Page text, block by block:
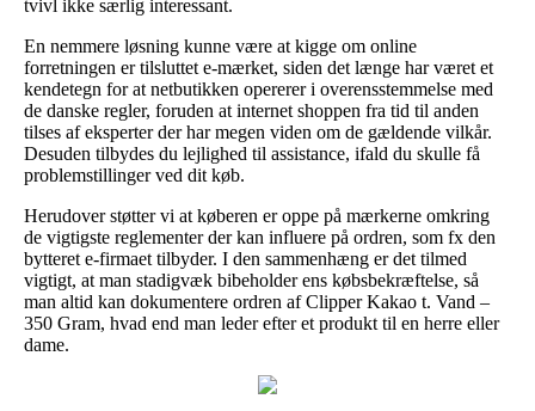
tvivl ikke særlig interessant.
En nemmere løsning kunne være at kigge om online
forretningen er tilsluttet e-mærket, siden det længe har været et
kendetegn for at netbutikken opererer i overensstemmelse med
de danske regler, foruden at internet shoppen fra tid til anden
tilses af eksperter der har megen viden om de gældende vilkår.
Desuden tilbydes du lejlighed til assistance, ifald du skulle få
problemstillinger ved dit køb.
Herudover støtter vi at køberen er oppe på mærkerne omkring
de vigtigste reglementer der kan influere på ordren, som fx den
bytteret e-firmaet tilbyder. I den sammenhæng er det tilmed
vigtigt, at man stadigvæk bibeholder ens købsbekræftelse, så
man altid kan dokumentere ordren af Clipper Kakao t. Vand –
350 Gram, hvad end man leder efter et produkt til en herre eller
dame.